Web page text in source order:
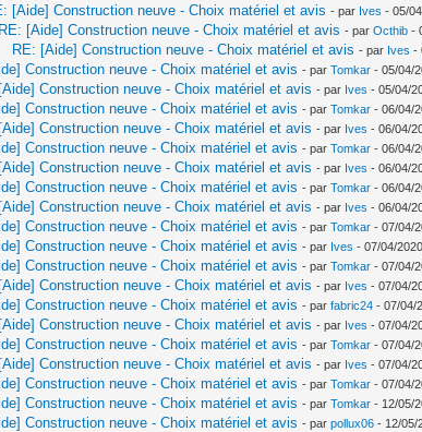
[Aide] Construction neuve - Choix matériel et avis - par Ives - 05/
RE: [Aide] Construction neuve - Choix matériel et avis - parOcthib -
RE: [Aide] Construction neuve - Choix matériel et avis - par Ives -
Construction neuve - Choix matériel et avis - parTomkar - 05/04/
Construction neuve - Choix matériel et avis - par Ives - 05/04/
Construction neuve - Choix matériel et avis - parTomkar - 06/04/
Construction neuve - Choix matériel et avis - par Ives - 06/04/
Construction neuve - Choix matériel et avis - parTomkar - 06/04/
Construction neuve - Choix matériel et avis - par Ives - 06/04/
Construction neuve - Choix matériel et avis - parTomkar - 06/04/
Construction neuve - Choix matériel et avis - par Ives - 06/04/
Construction neuve - Choix matériel et avis - parTomkar - 07/04/
Construction neuve - Choix matériel et avis - par Ives - 07/04/
Construction neuve - Choix matériel et avis - parTomkar - 07/04/
Construction neuve - Choix matériel et avis - par Ives - 07/04/
Construction neuve - Choix matériel et avis - parfabric24 - 07/04/
Construction neuve - Choix matériel et avis - par Ives - 07/04/
Construction neuve - Choix matériel et avis - parTomkar - 07/04/
Construction neuve - Choix matériel et avis - par Ives - 07/04/
Construction neuve - Choix matériel et avis - parTomkar - 07/04/
Construction neuve - Choix matériel et avis - parTomkar - 12/05/
Construction neuve - Choix matériel et avis - parpollux06 - 12/05/